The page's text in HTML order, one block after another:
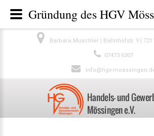
Barbara Muschler | Bahnhofstr. 9 |
07473 6307
info@hgv-